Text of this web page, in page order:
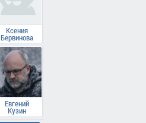
Ксения
Бервинова
Евгений
Кузин